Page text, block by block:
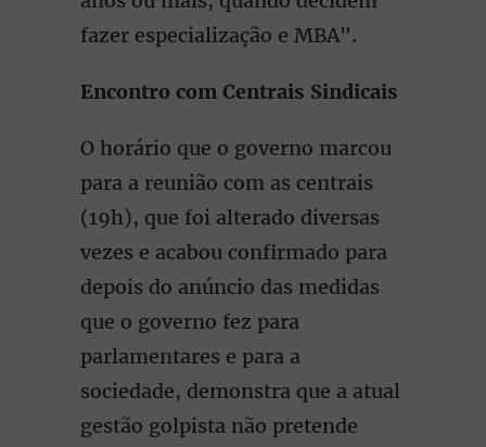
fazer especialização e MBA".
Encontro com Centrais Sindicais
O horário que o governo marcou
para a reunião com as centrais
(19h), que foi alterado diversas
vezes e acabou confirmado para
depois do anúncio das medidas
que o governo fez para
parlamentares e para a
sociedade, demonstra que a atual
gestão golpista não pretende